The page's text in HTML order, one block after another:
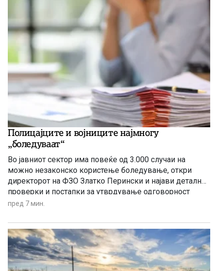
Полицајците и војниците најмногу
„боледуваат“
Во јавниот сектор има повеќе од 3.000 случаи на
можно незаконско користење боледување, откри
директорот на ФЗО Златко Перински и најави детални
проверки и постапки за утврдување одговорност
пред 7 мин.